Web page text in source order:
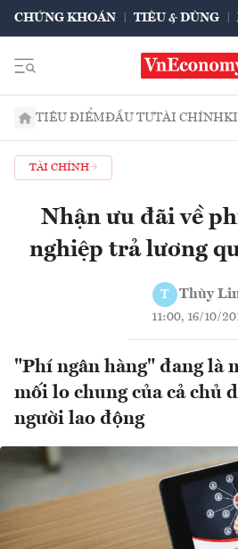
CHỨNG KHOÁN TIÊU & DÙNG
TIÊU ĐIỂMĐẦU TƯTÀI CHÍNH
TÀI CHÍNH
Nhận ưu đãi về
nghiệp trả lương
T Thùy
11:00, 16/10/
"Phí ngân hàng" đang là
mối lo chung của cả chủ
người lao động